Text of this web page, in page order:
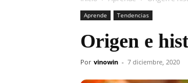
Aprende Tendencias
Origen e
Por vinowin - 7 diciembre, 2020